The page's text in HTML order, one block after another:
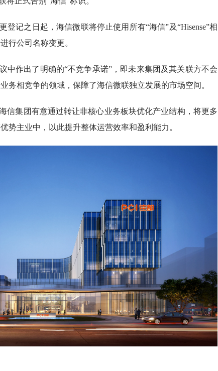
登记之日起，海信微联将停止使用所有“海信”及“Hisense”相
行公司名称变更。
中作出了明确的“不竞争承诺”，即未来集团及其关联方不会
务相竞争的领域，保障了海信微联独立发展的市场空间。
信集团有意通过转让非核心业务板块优化产业结构，将更多
势主业中，以此提升整体运营效率和盈利能力。